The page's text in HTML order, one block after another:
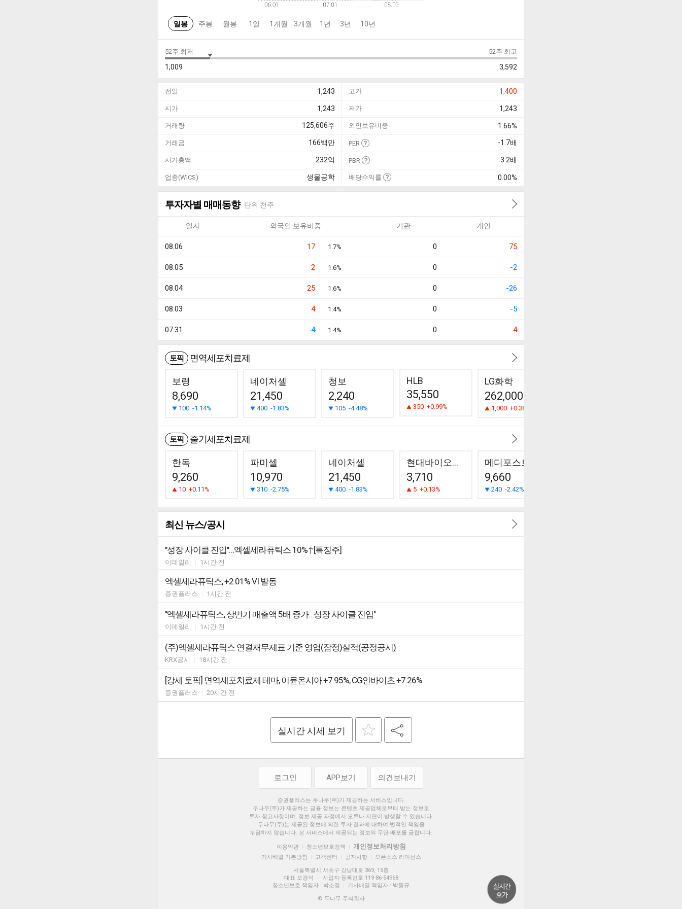
일봉 주봉 월봉 1일 1개월 3개월 1년 3년 10년
52주 최저
1,009
52주 최고
3,592
전일 1,243 고가 1,400
시가 1,243 저가 1,243
거래량 125,606주 외인보유비중 1.66%
거래금 166백만 PER -1.7배
시가총액 232억 PBR 3.2배
업종(WICS) 생물공학 배당수익률 0.00%
투자자별 매매동향 단위:천주
일자 외국인·보유비중 기관 개인
08.06 17 1.7% 0 75
08.05 2 1.6% 0 -2
08.04 25 1.6% 0 -26
08.03 4 1.4% 0 -5
07.31 -4 1.4% 0 4
토픽 면역세포치료제
보령
8,690
100 -1.14%
네이처셀
21,450
400 -1.83%
청보
2,240
105 -4.48%
HLB
35,550
350 +0.99%
LG화학
262,000
1,000 +0.38%
토픽 줄기세포치료제
한독
9,260
10 +0.11%
파미셀
10,970
310 -2.75%
네이처셀
21,450
400 -1.83%
현대바이오랜드
3,710
5 +0.13%
메디포스트
9,660
240 -2.42%
최신 뉴스/공시
"성장 사이클 진입"…엑셀세라퓨틱스 10%↑[특징주]
이데일리 1시간 전
엑셀세라퓨틱스, +2.01% VI 발동
증권플러스 1시간 전
"엑셀세라퓨틱스, 상반기 매출액 5배 증가…성장 사이클 진입"
이데일리 1시간 전
(주)엑셀세라퓨틱스 연결재무제표 기준 영업(잠정)실적(공정공시)
KRX공시 18시간 전
[강세 토픽] 면역세포치료제 테마, 이뮨온시아 +7.95%, CG인바이츠 +7.26%
증권플러스 20시간 전
실시간 시세 보기
로그인 APP보기 의견보내기
증권플러스는 두나무(주)가 제공하는 서비스입니다.
두나무(주)가 제공하는 금융 정보는 콘텐츠 제공업체로부터 받는 정보로
투자 참고사항이며, 정보 제공 과정에서 오류나 지연이 발생할 수 있습니다.
두나무(주)는 제공된 정보에 의한 투자 결과에 대하여 법적인 책임을
부담하지 않습니다. 본 서비스에서 제공되는 정보의 무단 배포를 금합니다.
이용약관 청소년보호정책 개인정보처리방침
기사배열 기본방침 고객센터 공지사항
오픈소스 라이선스
서울특별시 서초구 강남대로 369, 15층
대표 오경석
사업자 등록번호 119-86-54968
청소년보호 책임자 : 박소정
기사배열 책임자 : 박동규
© 두나무 주식회사